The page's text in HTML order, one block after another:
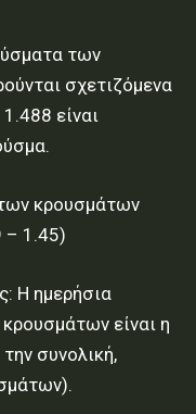
των
σχετιζόμενα
είναι
των κρουσμάτων
– 1.45)
Η ημερήσια
είναι η
συνολική,